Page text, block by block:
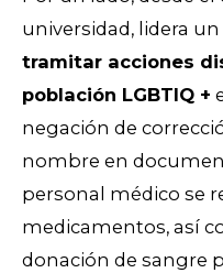
universidad, lidera
tramitar acciones
población LGBTIQ +
negación de
nombre en
personal médico se
medicamentos, así
donación de sangre